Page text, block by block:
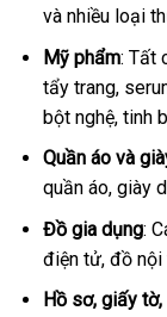
và nhiều loại
Mỹ phẩm: Tất
tẩy trang,
bột nghệ, tinh
Quần áo và
quần áo, giày
Đồ gia dụng:
điện tử, đồ nội
Hồ sơ, giấy